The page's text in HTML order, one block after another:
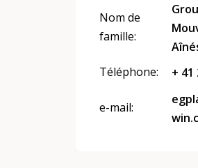
Nom de
famille:
Téléphone:
+ 41
e-mail: